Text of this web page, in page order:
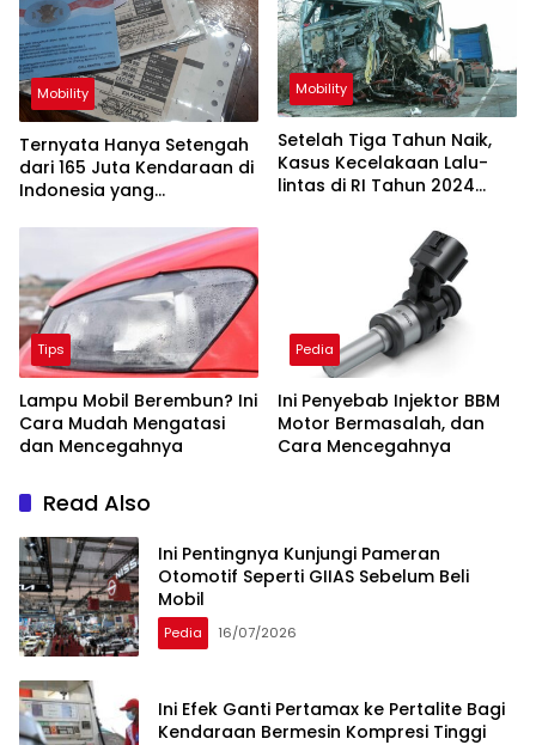
Mobility
Ternyata Hanya Setengah
dari 165 Juta Kendaraan di
Indonesia yang
Mobility
Setelah Tiga Tahun Naik,
Kasus Kecelakaan Lalu-
lintas di RI Tahun 2024
Tips
Lampu Mobil Berembun? Ini
Cara Mudah Mengatasi
dan Mencegahnya
Pedia
Ini Penyebab Injektor BBM
Motor Bermasalah, dan
Cara Mencegahnya
Read Also
Ini Pentingnya Kunjungi Pameran
Otomotif Seperti GIIAS Sebelum Beli
Mobil
Pedia 16/07/2026
Ini Efek Ganti Pertamax ke Pertalite Bagi
Kendaraan Bermesin Kompresi Tinggi